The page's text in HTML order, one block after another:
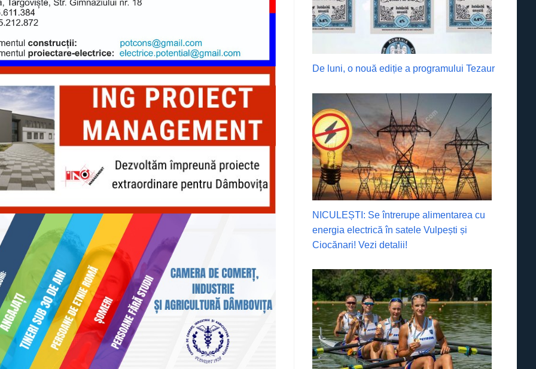
De luni, o nouă ediție a programului Tezaur
NICULEȘTI: Se întrerupe alimentarea cu
energia electrică în satele Vulpești și
Ciocănari! Vezi detalii!